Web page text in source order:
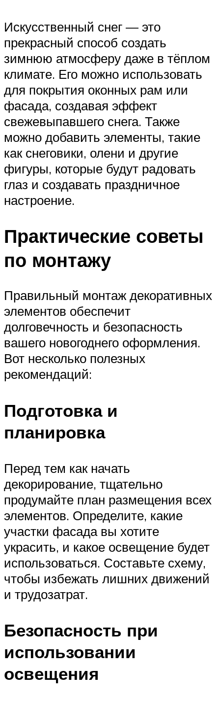
Искусственный снег — это
прекрасный способ создать
зимнюю атмосферу даже в тёплом
климате. Его можно использовать
для покрытия оконных рам или
фасада, создавая эффект
свежевыпавшего снега. Также
можно добавить элементы, такие
как снеговики, олени и другие
фигуры, которые будут радовать
глаз и создавать праздничное
настроение.
Практические советы
по монтажу
Правильный монтаж декоративных
элементов обеспечит
долговечность и безопасность
вашего новогоднего оформления.
Вот несколько полезных
рекомендаций:
Подготовка и
планировка
Перед тем как начать
декорирование, тщательно
продумайте план размещения всех
элементов. Определите, какие
участки фасада вы хотите
украсить, и какое освещение будет
использоваться. Составьте схему,
чтобы избежать лишних движений
и трудозатрат.
Безопасность при
использовании
освещения